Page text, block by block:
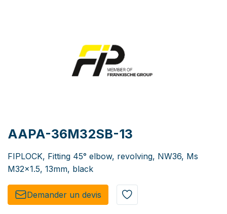
AAPA-36M32SB-13
FIPLOCK, Fitting 45° elbow, revolving, NW36, Ms
M32x1.5, 13mm, black
Demander un de​​vis​​